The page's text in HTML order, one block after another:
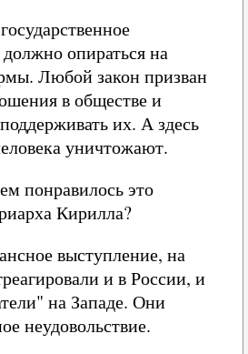
должно опираться на
Любой закон призван
в обществе и
их. А здесь
уничтожают.
понравилось это
Кирилла?
выступление, на
и в России, и
на Западе. Они
неудовольствие.